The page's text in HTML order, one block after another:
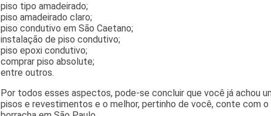
piso tipo amadeirado;
piso amadeirado claro;
piso condutivo em São Caetano;
instalação de piso condutivo;
piso epoxi condutivo;
comprar piso absolute;
entre outros.
Por todos esses aspectos, pode-se concluir que você já achou
pisos e revestimentos e o melhor, pertinho de você, conte com o